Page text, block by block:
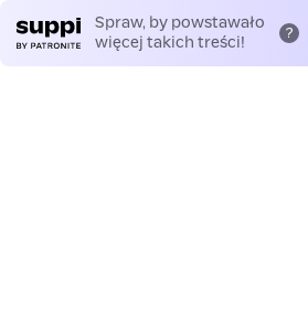
Spraw, by powstawało
więcej takich treści!
?